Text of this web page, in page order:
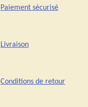
Paiement sécurisé
Livraison
Conditions de retour